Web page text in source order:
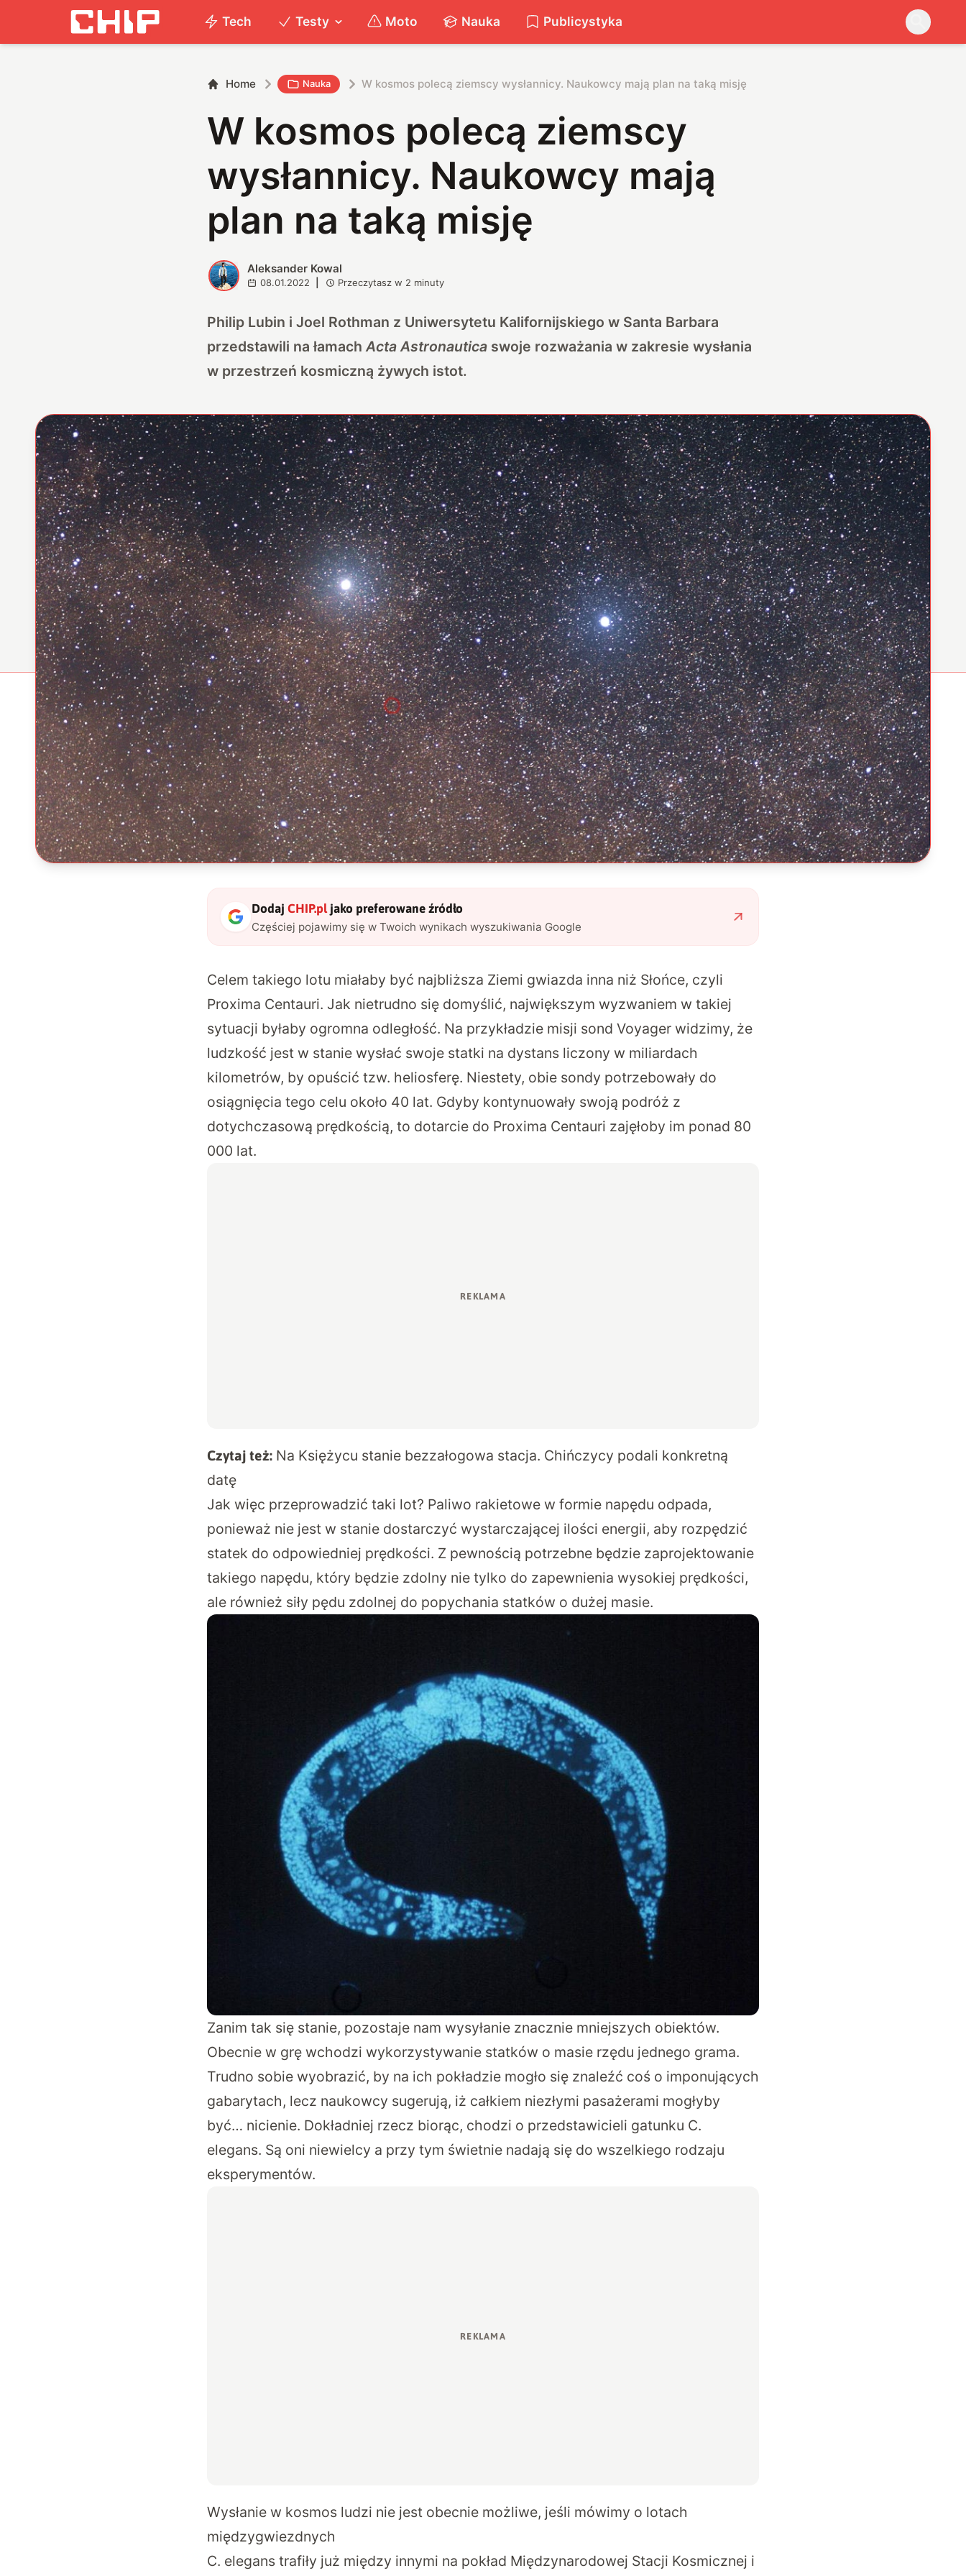
Tech Testy Moto Nauka Publicystyka
Home Nauka W kosmos polecą ziemscy wysłannicy. Naukowcy mają plan na taką misję
W kosmos polecą ziemscy
wysłannicy. Naukowcy mają
plan na taką misję
A Aleksander Kowal
08.01.2022 Przeczytasz w 2 minuty
Philip Lubin i Joel Rothman z Uniwersytetu Kalifornijskiego w Santa Barbara
przedstawili na łamach Acta Astronautica swoje rozważania w zakresie wysłania
w przestrzeń kosmiczną żywych istot.
Dodaj CHIP.pljako preferowane źródło
Częściej pojawimy się w Twoich wynikach wyszukiwania Google
Celem takiego lotu miałaby być najbliższa Ziemi gwiazda inna niż Słońce, czyli
Proxima Centauri. Jak nietrudno się domyślić, największym wyzwaniem w takiej
sytuacji byłaby ogromna odległość. Na przykładzie misji sond Voyager widzimy, że
ludzkość jest w stanie wysłać swoje statki na dystans liczony w miliardach
kilometrów, by opuścić tzw. heliosferę. Niestety, obie sondy potrzebowały do
osiągnięcia tego celu około 40 lat. Gdyby kontynuowały swoją podróż z
dotychczasową prędkością, to dotarcie do Proxima Centauri zajęłoby im ponad 80
000 lat.
Czytaj też: Na Księżycu stanie bezzałogowa stacja. Chińczycy podali konkretną
datę
Jak więc przeprowadzić taki lot? Paliwo rakietowe w formie napędu odpada,
ponieważ nie jest w stanie dostarczyć wystarczającej ilości energii, aby rozpędzić
statek do odpowiedniej prędkości. Z pewnością potrzebne będzie zaprojektowanie
takiego napędu, który będzie zdolny nie tylko do zapewnienia wysokiej prędkości,
ale również siły pędu zdolnej do popychania statków o dużej masie.
Zanim tak się stanie, pozostaje nam wysyłanie znacznie mniejszych obiektów.
Obecnie w grę wchodzi wykorzystywanie statków o masie rzędu jednego grama.
Trudno sobie wyobrazić, by na ich pokładzie mogło się znaleźć coś o imponujących
gabarytach, lecz naukowcy sugerują, iż całkiem niezłymi pasażerami mogłyby
być… nicienie. Dokładniej rzecz biorąc, chodzi o przedstawicieli gatunku C.
elegans. Są oni niewielcy a przy tym świetnie nadają się do wszelkiego rodzaju
eksperymentów.
Wysłanie w kosmos ludzi nie jest obecnie możliwe, jeśli mówimy o lotach
międzygwiezdnych
C. elegans trafiły już między innymi na pokład Międzynarodowej Stacji Kosmicznej i